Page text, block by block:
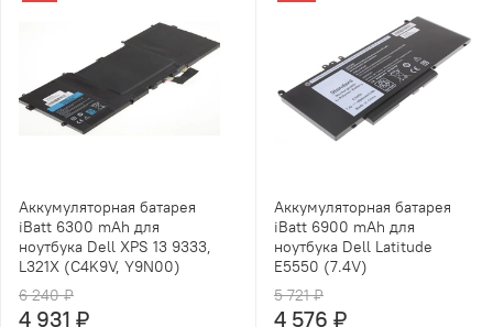
Аккумуляторная батарея
iBatt 6300 mAh для
ноутбука Dell XPS 13 9333,
L321X (C4K9V, Y9N00)
6 240 ₽
4 931 ₽
Аккумуляторная батарея
iBatt 6900 mAh для
ноутбука Dell Latitude
E5550 (7.4V)
5 721 ₽
4 576 ₽